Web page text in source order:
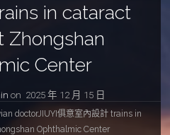
in cataract
Zhongshan
Center
on 2025 年 12 月 15 日
doctorJIUYI俱意室內設計 trains in
Ophthalmic Center